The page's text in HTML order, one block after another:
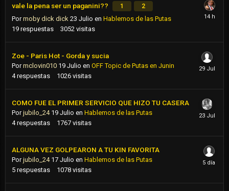
vale la pena ser un paganini?? 1 2
Pormoby dick dick 23 Julio en Hablemos de las Putas
19 respuestas 3052 visitas
Zoe - Paris Hot - Gorda y sucia
Pormclovin010 19 Julio en OFF Topic de Putas en Junin
4 respuestas 1026 visitas
COMO FUE EL PRIMER SERVICIO QUE HIZO TU CASERA
Porjubilo_24 19 Julio en Hablemos de las Putas
4 respuestas 1767 visitas
ALGUNA VEZ GOLPEARON A TU KIN FAVORITA
Porjubilo_24 17 Julio en Hablemos de las Putas
5 respuestas 1078 visitas